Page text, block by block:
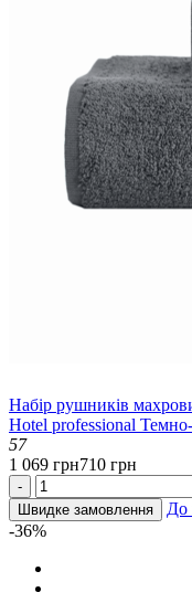
Набір рушників
Hotel professional
57
1 069 грн710 грн
-
Швидке замовлення
До
-36%